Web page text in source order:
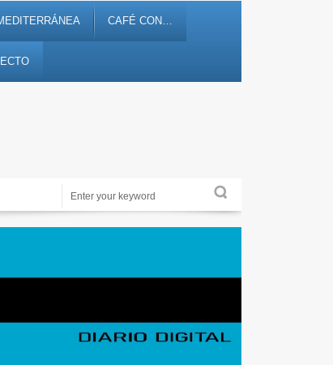
CAFÉ CON…
debates, fiestas, cultura, ocio y entretenimiento